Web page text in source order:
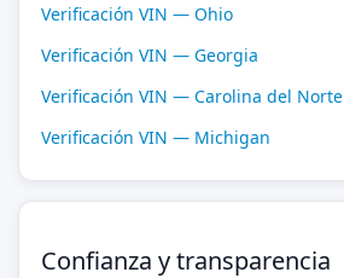
Verificación VIN — Ohio
Verificación VIN — Georgia
Verificación VIN — Carolina del Norte
Verificación VIN — Michigan
Confianza y transparencia